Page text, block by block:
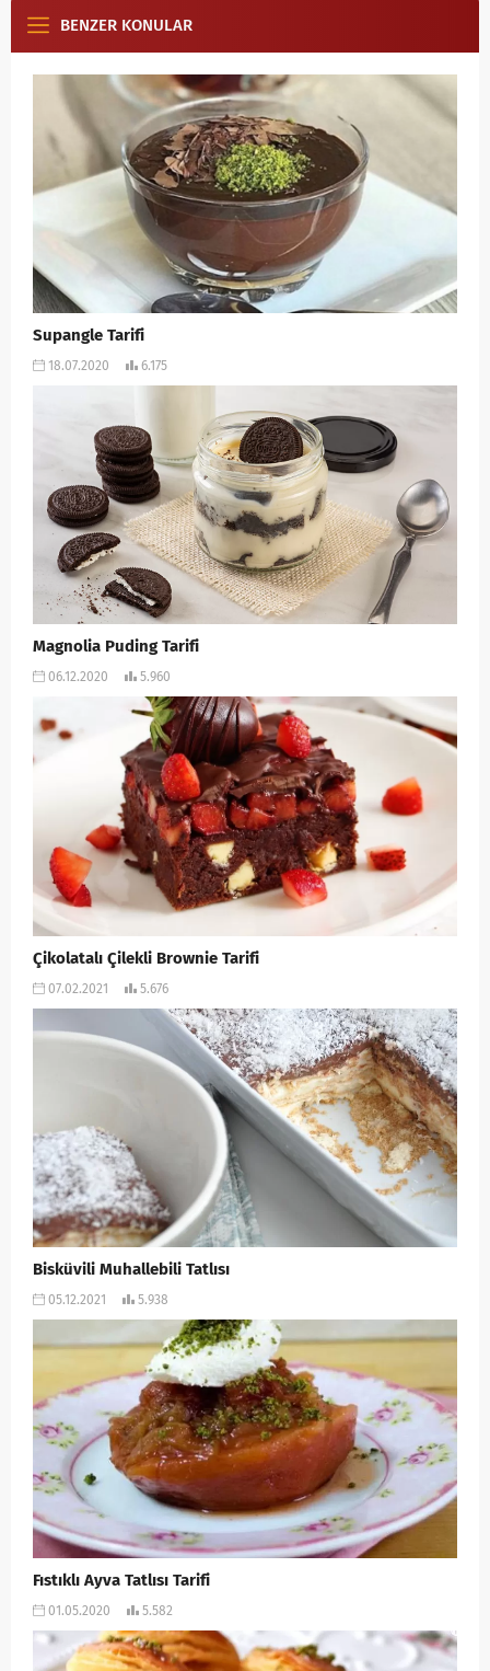
BENZER KONULAR
Supangle Tarifi
18.07.2020 6.175
Magnolia Puding Tarifi
06.12.2020 5.960
Çikolatalı Çilekli Brownie Tarifi
07.02.2021 5.676
Bisküvili Muhallebili Tatlısı
05.12.2021 5.938
Fıstıklı Ayva Tatlısı Tarifi
01.05.2020 5.582